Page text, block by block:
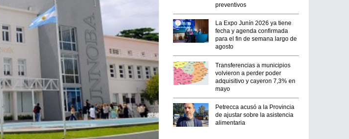
preventivos
La Expo Junín 2026 ya tiene
fecha y agenda confirmada
para el fin de semana largo de
agosto
Transferencias a municipios
volvieron a perder poder
adquisitivo y cayeron 7,3% en
mayo
Petrecca acusó a la Provincia
de ajustar sobre la asistencia
alimentaria